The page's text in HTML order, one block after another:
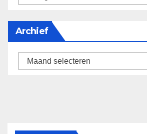
Archief
Archief